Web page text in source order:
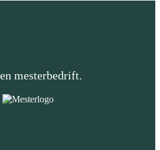
mesterbedrift.